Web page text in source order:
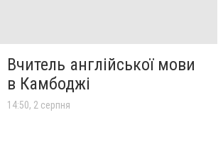
Вчитель англійської мови
в Камбоджі
14:50, 2 серпня